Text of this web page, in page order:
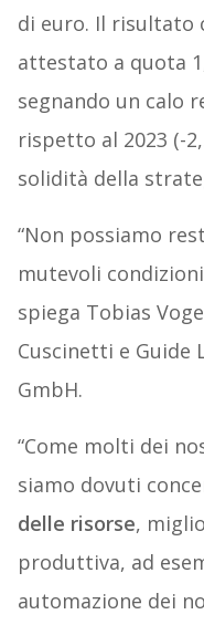
di euro. Il risultato
attestato a quota
segnando un calo
rispetto al 2023 (-
solidità della
“Non possiamo
mutevoli
spiega Tobias
Cuscinetti e Guide
GmbH.
“Come molti dei
siamo dovuti
delle risorse,
produttiva, ad
automazione dei